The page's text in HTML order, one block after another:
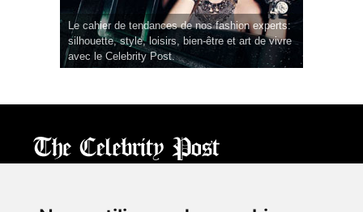
Le cahier de tendances de nos fashion experts:
silhouette, style, loisirs, bien-être et art de vivre
avec le Celebrity Post.